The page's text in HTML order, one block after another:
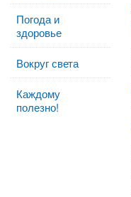
Погода и
здоровье
Вокруг света
Каждому
полезно!